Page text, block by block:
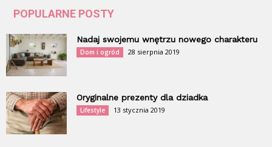
POPULARNE POSTY
Nadaj swojemu wnętrzu nowego charakteru
Dom i ogród 28 sierpnia 2019
Oryginalne prezenty dla dziadka
Lifestyle 13 stycznia 2019